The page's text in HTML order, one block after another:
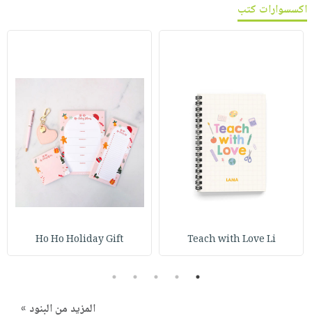
اكسسوارات كتب
Teach with Love Li
Ho Ho Holiday Gift
1
2
3
4
5
المزيد من البنود »